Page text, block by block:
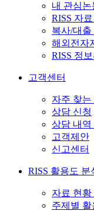
내 관심논
RISS 자
복사/대출
해외전자
RISS 정
고객센터
자주 찾는
상담 신청
상담 내역
고객제안
신고센터
RISS 활용도 분
자료 현황
주제별 활